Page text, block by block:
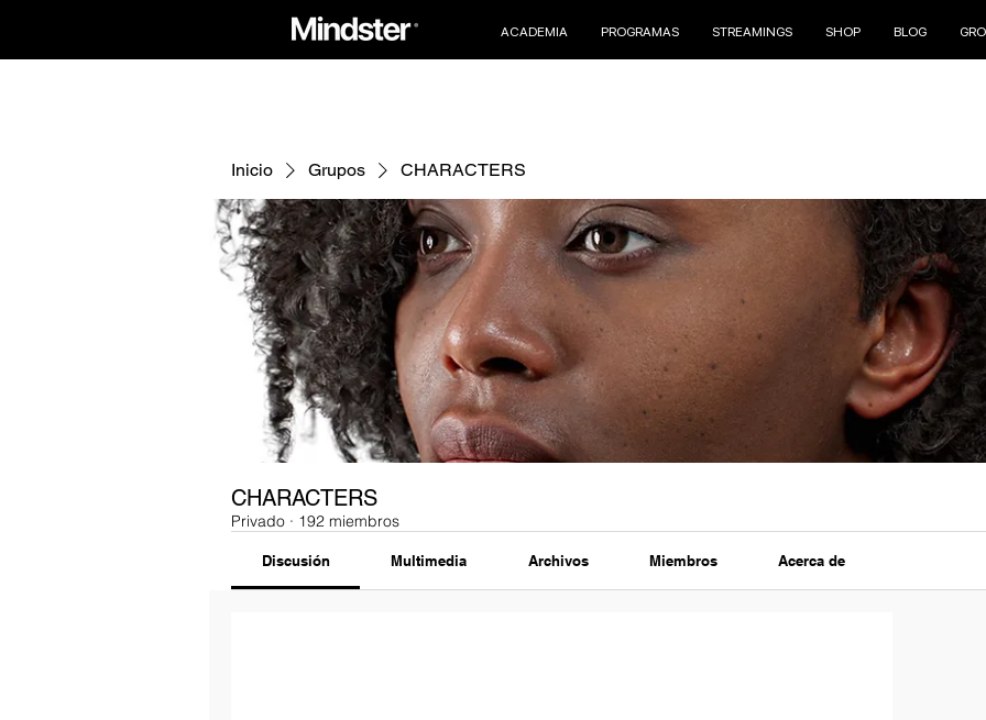
ACADEMIA PROGRAMAS STREAMINGS SHOP BLOG
Inicio Grupos CHARACTERS
CHARACTERS
Privado · 192 miembros
Discusión Multimedia Archivos Miembros Acerca de